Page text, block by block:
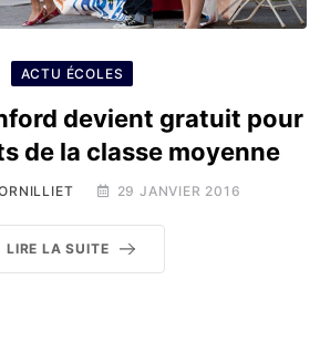
ACTU ÉCOLES
devient gratuit pour
de la classe moyenne
29 JANVIER 2016
LIRE LA SUITE